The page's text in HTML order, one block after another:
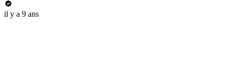
il y a 9 ans